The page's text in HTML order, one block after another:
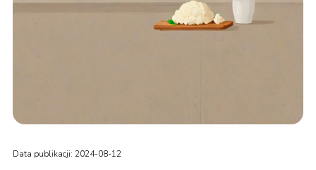
Data publikacji: 2024-08-12